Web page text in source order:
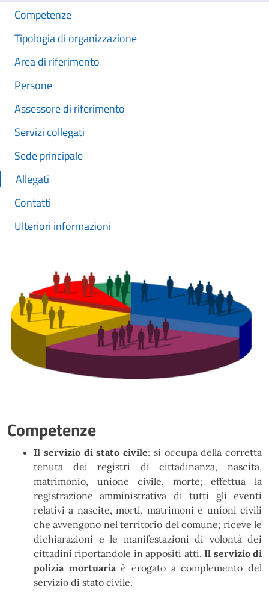
Competenze
Tipologia di organizzazione
Area di riferimento
Persone
Assessore di riferimento
Servizi collegati
Sede principale
Allegati
Contatti
Ulteriori informazioni
Competenze
Il servizio di stato civile: si occupa della corretta
tenuta dei registri di cittadinanza, nascita,
matrimonio, unione civile, morte; effettua la
registrazione amministrativa di tutti gli eventi
relativi a nascite, morti, matrimoni e unioni civili
che avvengono nel territorio del comune; riceve le
dichiarazioni e le manifestazioni di volontà dei
cittadini riportandole in appositi atti.Il servizio di
polizia mortuariaè erogato a complemento del
servizio di stato civile.